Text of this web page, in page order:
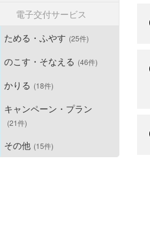
電子交付サービス
ためる・ふやす (25件)
のこす・そなえる (46件)
かりる (18件)
キャンペーン・プラン
(21件)
その他 (15件)